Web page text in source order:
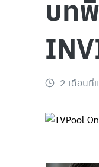
บท
2 เดือนที่